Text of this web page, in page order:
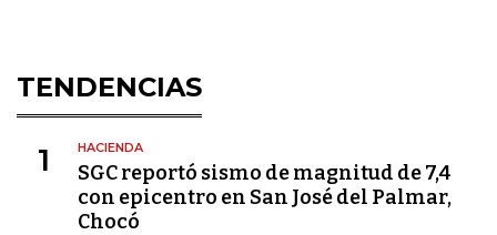
TENDENCIAS
1 HACIENDA
SGC reportó sismo de magnitud de 7,4
con epicentro en San José del Palmar,
Chocó